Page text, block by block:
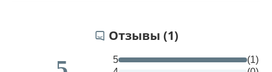
Отзывы (1)
5
(1)